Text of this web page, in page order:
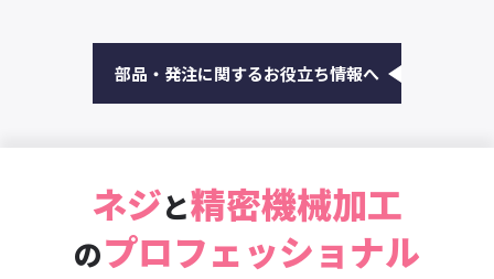
部品・発注に関するお役立ち情報へ
ネジと精密機械加工
のプロフェッショナル